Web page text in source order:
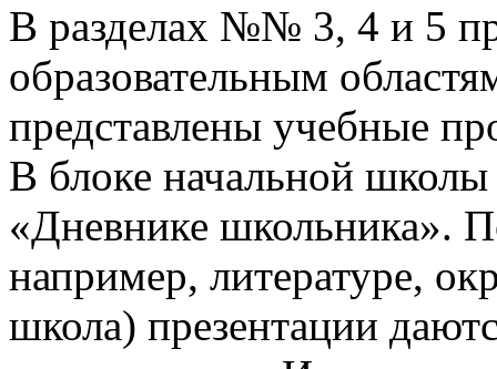
В разделах №№ 3, 4 и 5
образовательным
представлены учебные
В блоке начальной
«Дневнике школьника».
например, литературе,
школа) презентации